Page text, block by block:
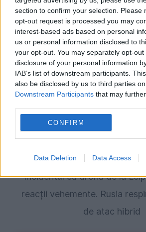
section to confirm your selection. Please
opt-out request is processed you may
interest-based ads based on personal
us or personal information disclosed to
your opt-out. You may separately opt-
disclosure of your personal information
IAB’s list of downstream participants.
also be disclosed by us to third parties
Downstream Participants that may
CONFIRM
Data Deletion Data Access
Atac rusesc asupra
numără printre
INTERNATIONAL
Incidentul cu drona de la
reacții vehemente. Rusia
de atac hibrid